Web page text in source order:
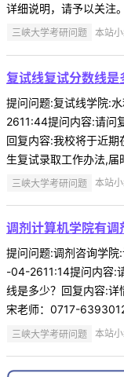
详细说明，请予以关注
三峡大学考研问题 本站
复试线复试分数线
提问问题:复试线学院:
2611:44提问内容:请问
回复内容:我校将于近
生复试录取工作办法,
三峡大学考研问题 本站
调剂计算机学院有
提问问题:调剂咨询学
-04-2611:14提问内容:
线是多少？回复内容:详
宋老师：0717-
三峡大学考研问题 本站